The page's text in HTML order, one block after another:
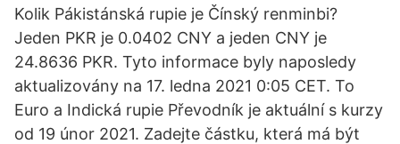
Kolik Pákistánská rupie je Čínský renminbi?
Jeden PKR je 0.0402 CNY a jeden CNY je
24.8636 PKR. Tyto informace byly naposledy
aktualizovány na 17. ledna 2021 0:05 CET. To
Euro a Indická rupie Převodník je aktuální s kurzy
od 19 únor 2021. Zadejte částku, která má být